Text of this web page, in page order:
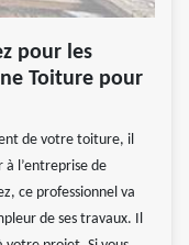
pour les
Toiture pour
de votre toiture, il
à l’entreprise de
ce professionnel va
de ses travaux. Il